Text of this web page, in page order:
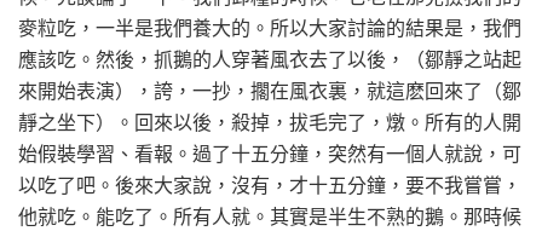
麥粒吃，一半是我們養大的。所以大家討論的結果是，我們
應該吃。然後，抓鵝的人穿著風衣去了以後，（鄒靜之站起
來開始表演），誇，一抄，擱在風衣裏，就這麽回來了（鄒
靜之坐下）。回來以後，殺掉，拔毛完了，燉。所有的人開
始假裝學習、看報。過了十五分鐘，突然有一個人就說，可
以吃了吧。後來大家說，沒有，才十五分鐘，要不我嘗嘗，
他就吃。能吃了。所有人就。其實是半生不熟的鵝。那時候